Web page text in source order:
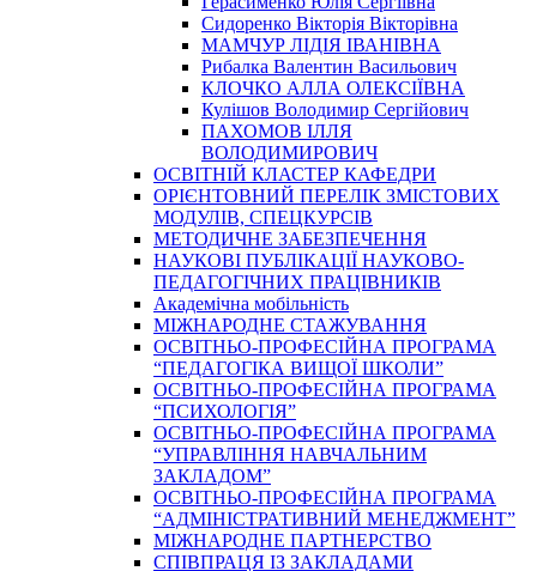
Сидоренко Вікторія Вікторівна
МАМЧУР ЛІДІЯ ІВАНІВНА
Рибалка Валентин Васильович
КЛОЧКО АЛЛА ОЛЕКСІЇВНА
Кулішов Володимир Сергійович
ПАХОМОВ ІЛЛЯ
ВОЛОДИМИРОВИЧ
ОСВІТНІЙ КЛАСТЕР КАФЕДРИ
ОРІЄНТОВНИЙ ПЕРЕЛІК ЗМІСТОВИХ
МОДУЛІВ, СПЕЦКУРСІВ
МЕТОДИЧНЕ ЗАБЕЗПЕЧЕННЯ
НАУКОВІ ПУБЛІКАЦІЇ НАУКОВО-
ПЕДАГОГІЧНИХ ПРАЦІВНИКІВ
Академічна мобільність
МІЖНАРОДНЕ СТАЖУВАННЯ
ОСВІТНЬО-ПРОФЕСІЙНА ПРОГРАМА
“ПЕДАГОГІКА ВИЩОЇ ШКОЛИ”
ОСВІТНЬО-ПРОФЕСІЙНА ПРОГРАМА
“ПСИХОЛОГІЯ”
ОСВІТНЬО-ПРОФЕСІЙНА ПРОГРАМА
“УПРАВЛІННЯ НАВЧАЛЬНИМ
ЗАКЛАДОМ”
ОСВІТНЬО-ПРОФЕСІЙНА ПРОГРАМА
“АДМІНІСТРАТИВНИЙ МЕНЕДЖМЕНТ”
МІЖНАРОДНЕ ПАРТНЕРСТВО
СПІВПРАЦЯ ІЗ ЗАКЛАДАМИ